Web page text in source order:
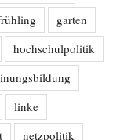
garten
hochschulpolitik
linke
netzpolitik